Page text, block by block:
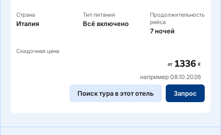
Страна
Италия
Тип питания
Всё включено
Продолжительность
рейса
7 ночей
Скидочная цена
от 1336 €
например 08.10.2026
Поиск тура в этот отель Запрос